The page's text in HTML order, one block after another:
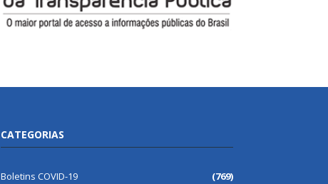
CATEGORIAS
Boletins COVID-19 (769)